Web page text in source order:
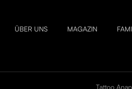
ÜBER UNS MAGAZIN
Tattoo